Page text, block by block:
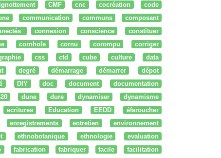
CMF cnc cocréation
code
communication communs
composant
connexion conscience
constituer
cornhole cornu corompu
corriger
css ctd cube culture
data
degré démarrage démarrer
dépot
DIY doc document
documentation
dune dure dynamiser
dynamisme
ecritures Education EEDD
éfaroucher
enregistrements entretien
environnement
ethnobotanique ethnologie
evaluation
fabrication fabriquer facile
facilitation